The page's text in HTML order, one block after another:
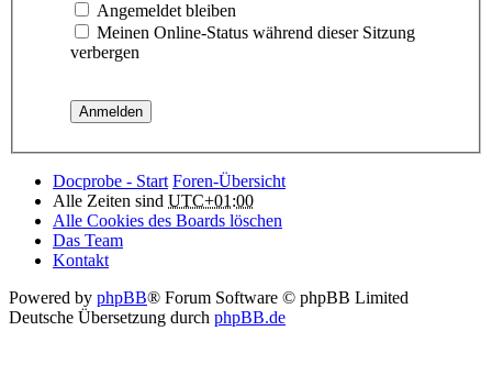
Angemeldet bleiben
Meinen Online-Status während dieser Sitzung
verbergen
Docprobe - Start Foren-Übersicht
Alle Zeiten sind UTC+01:00
Alle Cookies des Boards löschen
Das Team
Kontakt
Powered by phpBB® Forum Software © phpBB Limited
Deutsche Übersetzung durch phpBB.de